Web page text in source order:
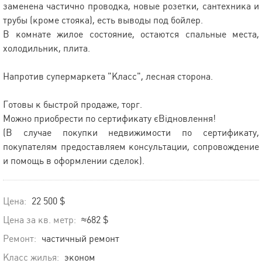
заменена частично проводка, новые розетки, сантехника и
трубы (кроме стояка), есть выводы под бойлер.
В комнате жилое состояние, остаются спальные места,
холодильник, плита.
Напротив супермаркета "Класс", лесная сторона.
Готовы к быстрой продаже, торг.
Можно приобрести по сертификату єВідновлення!
(В случае покупки недвижимости по сертификату,
покупателям предоставляем консультации, сопровождение
и помощь в оформлении сделок).
Цена: 22 500 $
Цена за кв. метр: ≈682 $
Ремонт: частичный ремонт
Класс жилья: эконом